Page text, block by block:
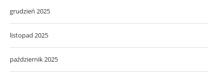
grudzień 2025
listopad 2025
październik 2025